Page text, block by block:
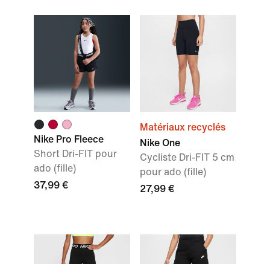
Nike Pro Fleece
Short Dri-FIT pour
ado (fille)
37,99 €
Matériaux recyclés
Nike One
Cycliste Dri-FIT 5 cm
pour ado (fille)
27,99 €